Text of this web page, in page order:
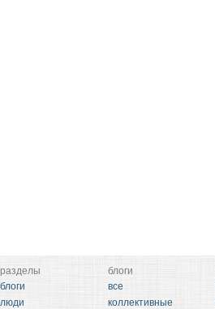
разделы
блоги
люди
блоги
все
коллективные